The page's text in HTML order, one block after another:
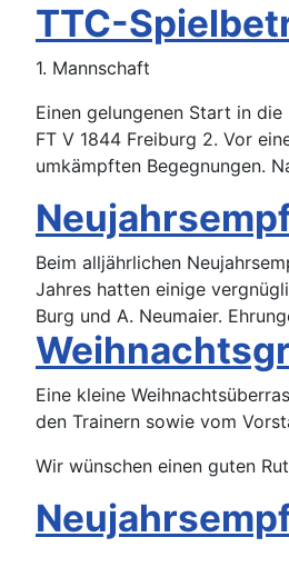
TTC-
1. Mannschaft
Einen gelungenen Start in
FT V 1844 Freiburg 2. Vor
umkämpften Begegnungen.
Beim alljährlichen
Jahres hatten einige
Burg und A. Neumaier.
Eine kleine
den Trainern sowie vom
Wir wünschen einen guten